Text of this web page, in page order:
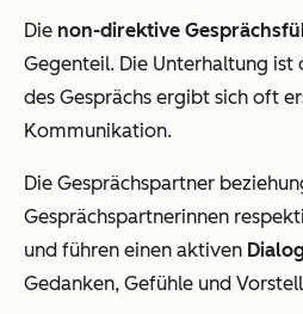
Die non-direktive
Gegenteil. Die Unterhaltung ist
des Gesprächs ergibt sich oft
Kommunikation.
Die Gesprächspartner
Gesprächspartnerinnen
und führen einen aktiven
Gedanken, Gefühle und